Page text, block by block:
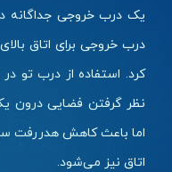
یک درب خروجی جداگانه
درب خروجی برای اتاق
کرد. استفاده از درب تو در
نظر گرفتن فضایی درون
اما باعث کاهش هدررفت
اتاق نیز می‌شود.